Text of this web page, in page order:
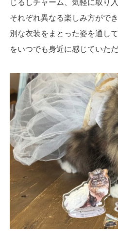
じるしチャーム、気軽に取り
それぞれ異なる楽しみ方がで
別な衣装をまとった姿を通し
をいつでも身近に感じていた